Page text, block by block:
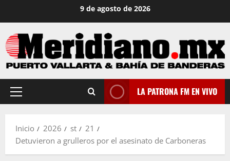
contenido
9 de agosto de 2026
Menú
LA PATRONA FM EN VIVO
Inicio 2026 st
21
Detuvieron a grulleros por el asesinato de Carboneras